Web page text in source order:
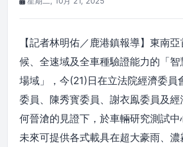
【記者林明佑／鹿港鎮報導】東南
候、全速域及全車種驗證能力的「
場域」，今(21)日在立法院經濟委員
委員、陳秀寳委員、謝衣鳯委員及
何晉滄的見證下，於車輛研究測試中
未來可提供各式載具在超大豪雨、濃